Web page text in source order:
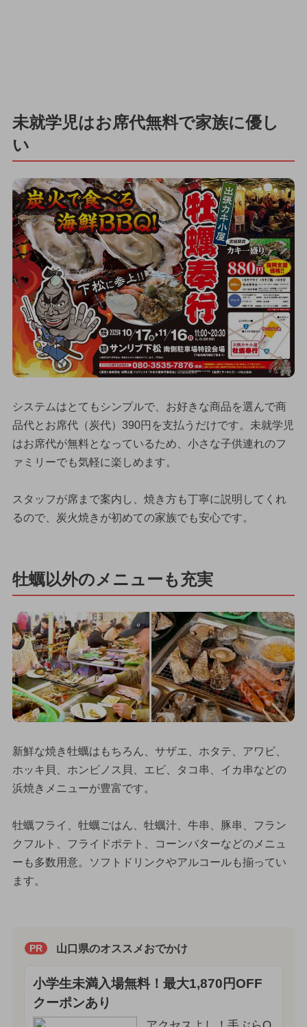
未就学児はお席代無料で家族に優し
い
システムはとてもシンプルで、お好きな商品を選んで商
品代とお席代（炭代）390円を支払うだけです。未就学児
はお席代が無料となっているため、小さな子供連れのフ
ァミリーでも気軽に楽しめます。
スタッフが席まで案内し、焼き方も丁寧に説明してくれ
るので、炭火焼きが初めての家族でも安心です。
牡蠣以外のメニューも充実
新鮮な焼き牡蠣はもちろん、サザエ、ホタテ、アワビ、
ホッキ貝、ホンビノス貝、エビ、タコ串、イカ串などの
浜焼きメニューが豊富です。
牡蠣フライ、牡蠣ごはん、牡蠣汁、牛串、豚串、フラン
クフルト、フライドポテト、コーンバターなどのメニュ
ーも多数用意。ソフトドリンクやアルコールも揃ってい
ます。
PR 山口県のオススメおでかけ
小学生未満入場無料！最大1,870円OFF
クーポンあり